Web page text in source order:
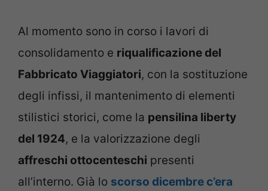
Al momento sono in corso i lavori di
consolidamento e riqualificazione del
Fabbricato Viaggiatori, con la sostituzione
degli infissi, il mantenimento di elementi
stilistici storici, come la pensilina liberty
del 1924, e la valorizzazione degli
affreschi ottocenteschi presenti
all’interno. Già lo scorso dicembre c’era